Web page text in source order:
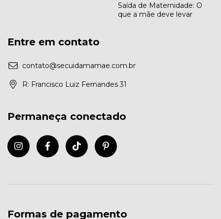
Saída de Maternidade: O
que a mãe deve levar
Entre em contato
contato@secuidamamae.com.br
R: Francisco Luiz Fernandes 31
Permaneça conectado
Formas de pagamento